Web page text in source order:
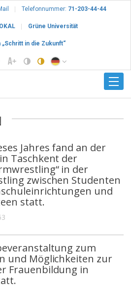
Telefonnummer: 71-203-44-44
Grüne Universität
in die Zukunft“
Jahres fand an der
Taschkent der
in der
zwischen Studenten
und
statt.
zum
und Möglichkeiten zur
Frauenbildung in